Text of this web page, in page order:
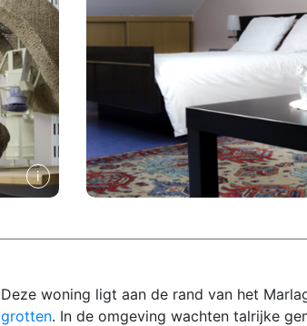
Deze woning ligt aan de rand van het
grotten. In de omgeving wachten talrijke